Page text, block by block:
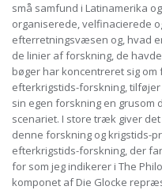
små samfund i Latinamerika
organiserede, velfinacierede
efterretningsvæsen og, hvad
de linier af forskning, de
bøger har koncentreret sig
efterkrigstids-forskning,
sin egen forskning en grusom
scenariet. I store træk giver
denne forskning og krigstids-
efterkrigstids-forskning, der
for som jeg indikerer i The
komponet af Die Glocke